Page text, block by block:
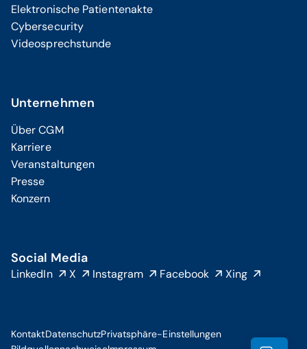
Elektronische Patientenakte
Cybersecurity
Videosprechstunde
Unternehmen
Über CGM
Karriere
Veranstaltungen
Presse
Konzern
Social Media
LinkedIn X Instagram Facebook Xing
KontaktDatenschutzPrivatsphäre-Einstellungen